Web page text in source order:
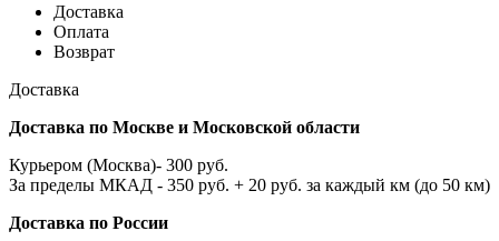
Доставка
Оплата
Возврат
Доставка
Доставка по Москве и Московской области
Курьером (Москва)- 300 руб.
За пределы МКАД - 350 руб. + 20 руб. за каждый км (до 50 км)
Доставка по России